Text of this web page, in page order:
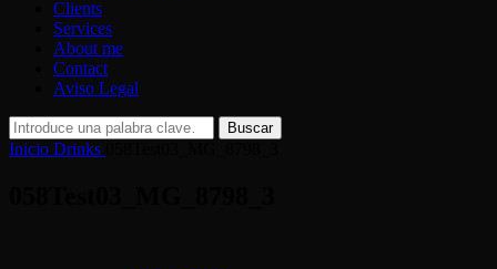
Clients
Services
About me
Contact
Aviso Legal
Buscar:
Buscar
Inicio Drinks